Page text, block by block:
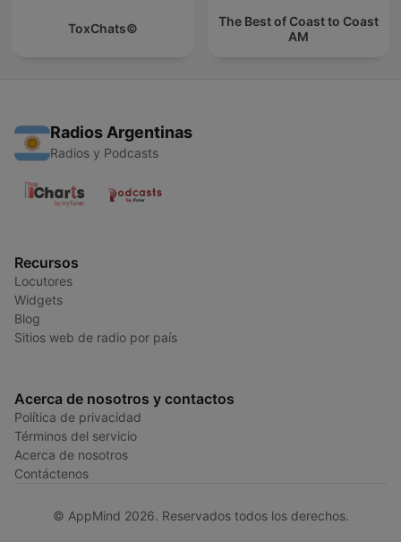
ToxChats©
The Best of Coast to Coast
AM
Radios Argentinas
Radios y Podcasts
Recursos
Locutores
Widgets
Blog
Sitios web de radio por país
Acerca de nosotros y contactos
Política de privacidad
Términos del servicio
Acerca de nosotros
Contáctenos
© AppMind 2026. Reservados todos los derechos.